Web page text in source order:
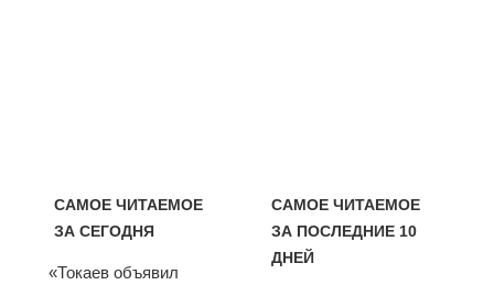
САМОЕ ЧИТАЕМОЕ
ЗА СЕГОДНЯ
«Токаев объявил
САМОЕ ЧИТАЕМОЕ
ЗА ПОСЛЕДНИЕ 10
ДНЕЙ